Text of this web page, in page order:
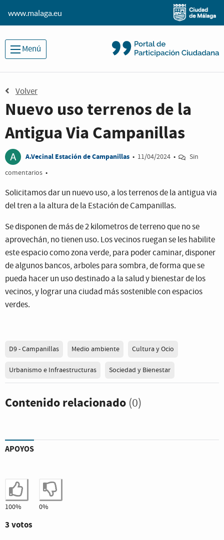
www.malaga.eu
Menú
Volver
Nuevo uso terrenos de la
Antigua Via Campanillas
A A.Vecinal Estación de Campanillas • 11/04/2024 •
Sin
comentarios •
Solicitamos dar un nuevo uso, a los terrenos de la antigua via
del tren a la altura de la Estación de Campanillas.
Se disponen de más de 2 kilometros de terreno que no se
aprovechán, no tienen uso. Los vecinos ruegan se les habilite
este espacio como zona verde, para poder caminar, disponer
de algunos bancos, arboles para sombra, de forma que se
pueda hacer un uso destinado a la salud y bienestar de los
vecinos, y lograr una ciudad más sostenible con espacios
verdes.
D9 - Campanillas Medio ambiente Cultura y Ocio
Urbanismo e Infraestructuras Sociedad y Bienestar
Contenido relacionado (0)
APOYOS
Estoy de acuerdo
100% No estoy de acuerdo
0%
3 votos